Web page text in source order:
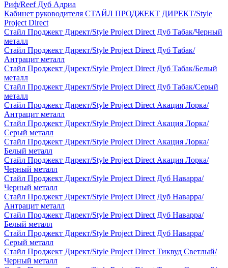
Риф/Reef Дуб Адриа
Кабинет руководителя СТАЙЛ ПРОДЖЕКТ ДИРЕКТ/Style
Project Direct
Стайл Проджект Директ/Style Project Direct Дуб Табак/Черный
металл
Стайл Проджект Директ/Style Project Direct Дуб Табак/
Антрацит металл
Стайл Проджект Директ/Style Project Direct Дуб Табак/Белый
металл
Стайл Проджект Директ/Style Project Direct Дуб Табак/Серый
металл
Стайл Проджект Директ/Style Project Direct Акация Лорка/
Антрацит металл
Стайл Проджект Директ/Style Project Direct Акация Лорка/
Серый металл
Стайл Проджект Директ/Style Project Direct Акация Лорка/
Белый металл
Стайл Проджект Директ/Style Project Direct Акация Лорка/
Черный металл
Стайл Проджект Директ/Style Project Direct Дуб Наварра/
Черный металл
Стайл Проджект Директ/Style Project Direct Дуб Наварра/
Антрацит металл
Стайл Проджект Директ/Style Project Direct Дуб Наварра/
Белый металл
Стайл Проджект Директ/Style Project Direct Дуб Наварра/
Серый металл
Стайл Проджект Директ/Style Project Direct Тиквуд Светлый/
Черный металл